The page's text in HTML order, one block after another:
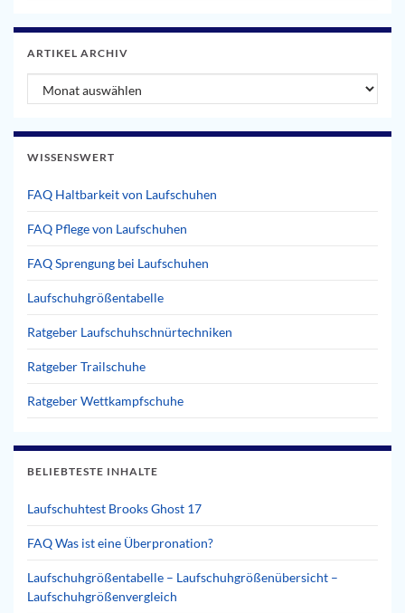
ARTIKEL ARCHIV
Artikel Archiv
WISSENSWERT
FAQ Haltbarkeit von Laufschuhen
FAQ Pflege von Laufschuhen
FAQ Sprengung bei Laufschuhen
Laufschuhgrößentabelle
Ratgeber Laufschuhschnürtechniken
Ratgeber Trailschuhe
Ratgeber Wettkampfschuhe
BELIEBTESTE INHALTE
Laufschuhtest Brooks Ghost 17
FAQ Was ist eine Überpronation?
Laufschuhgrößentabelle – Laufschuhgrößenübersicht –
Laufschuhgrößenvergleich